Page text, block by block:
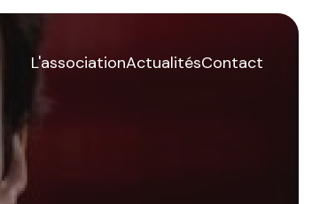
L'associationActualitésContact